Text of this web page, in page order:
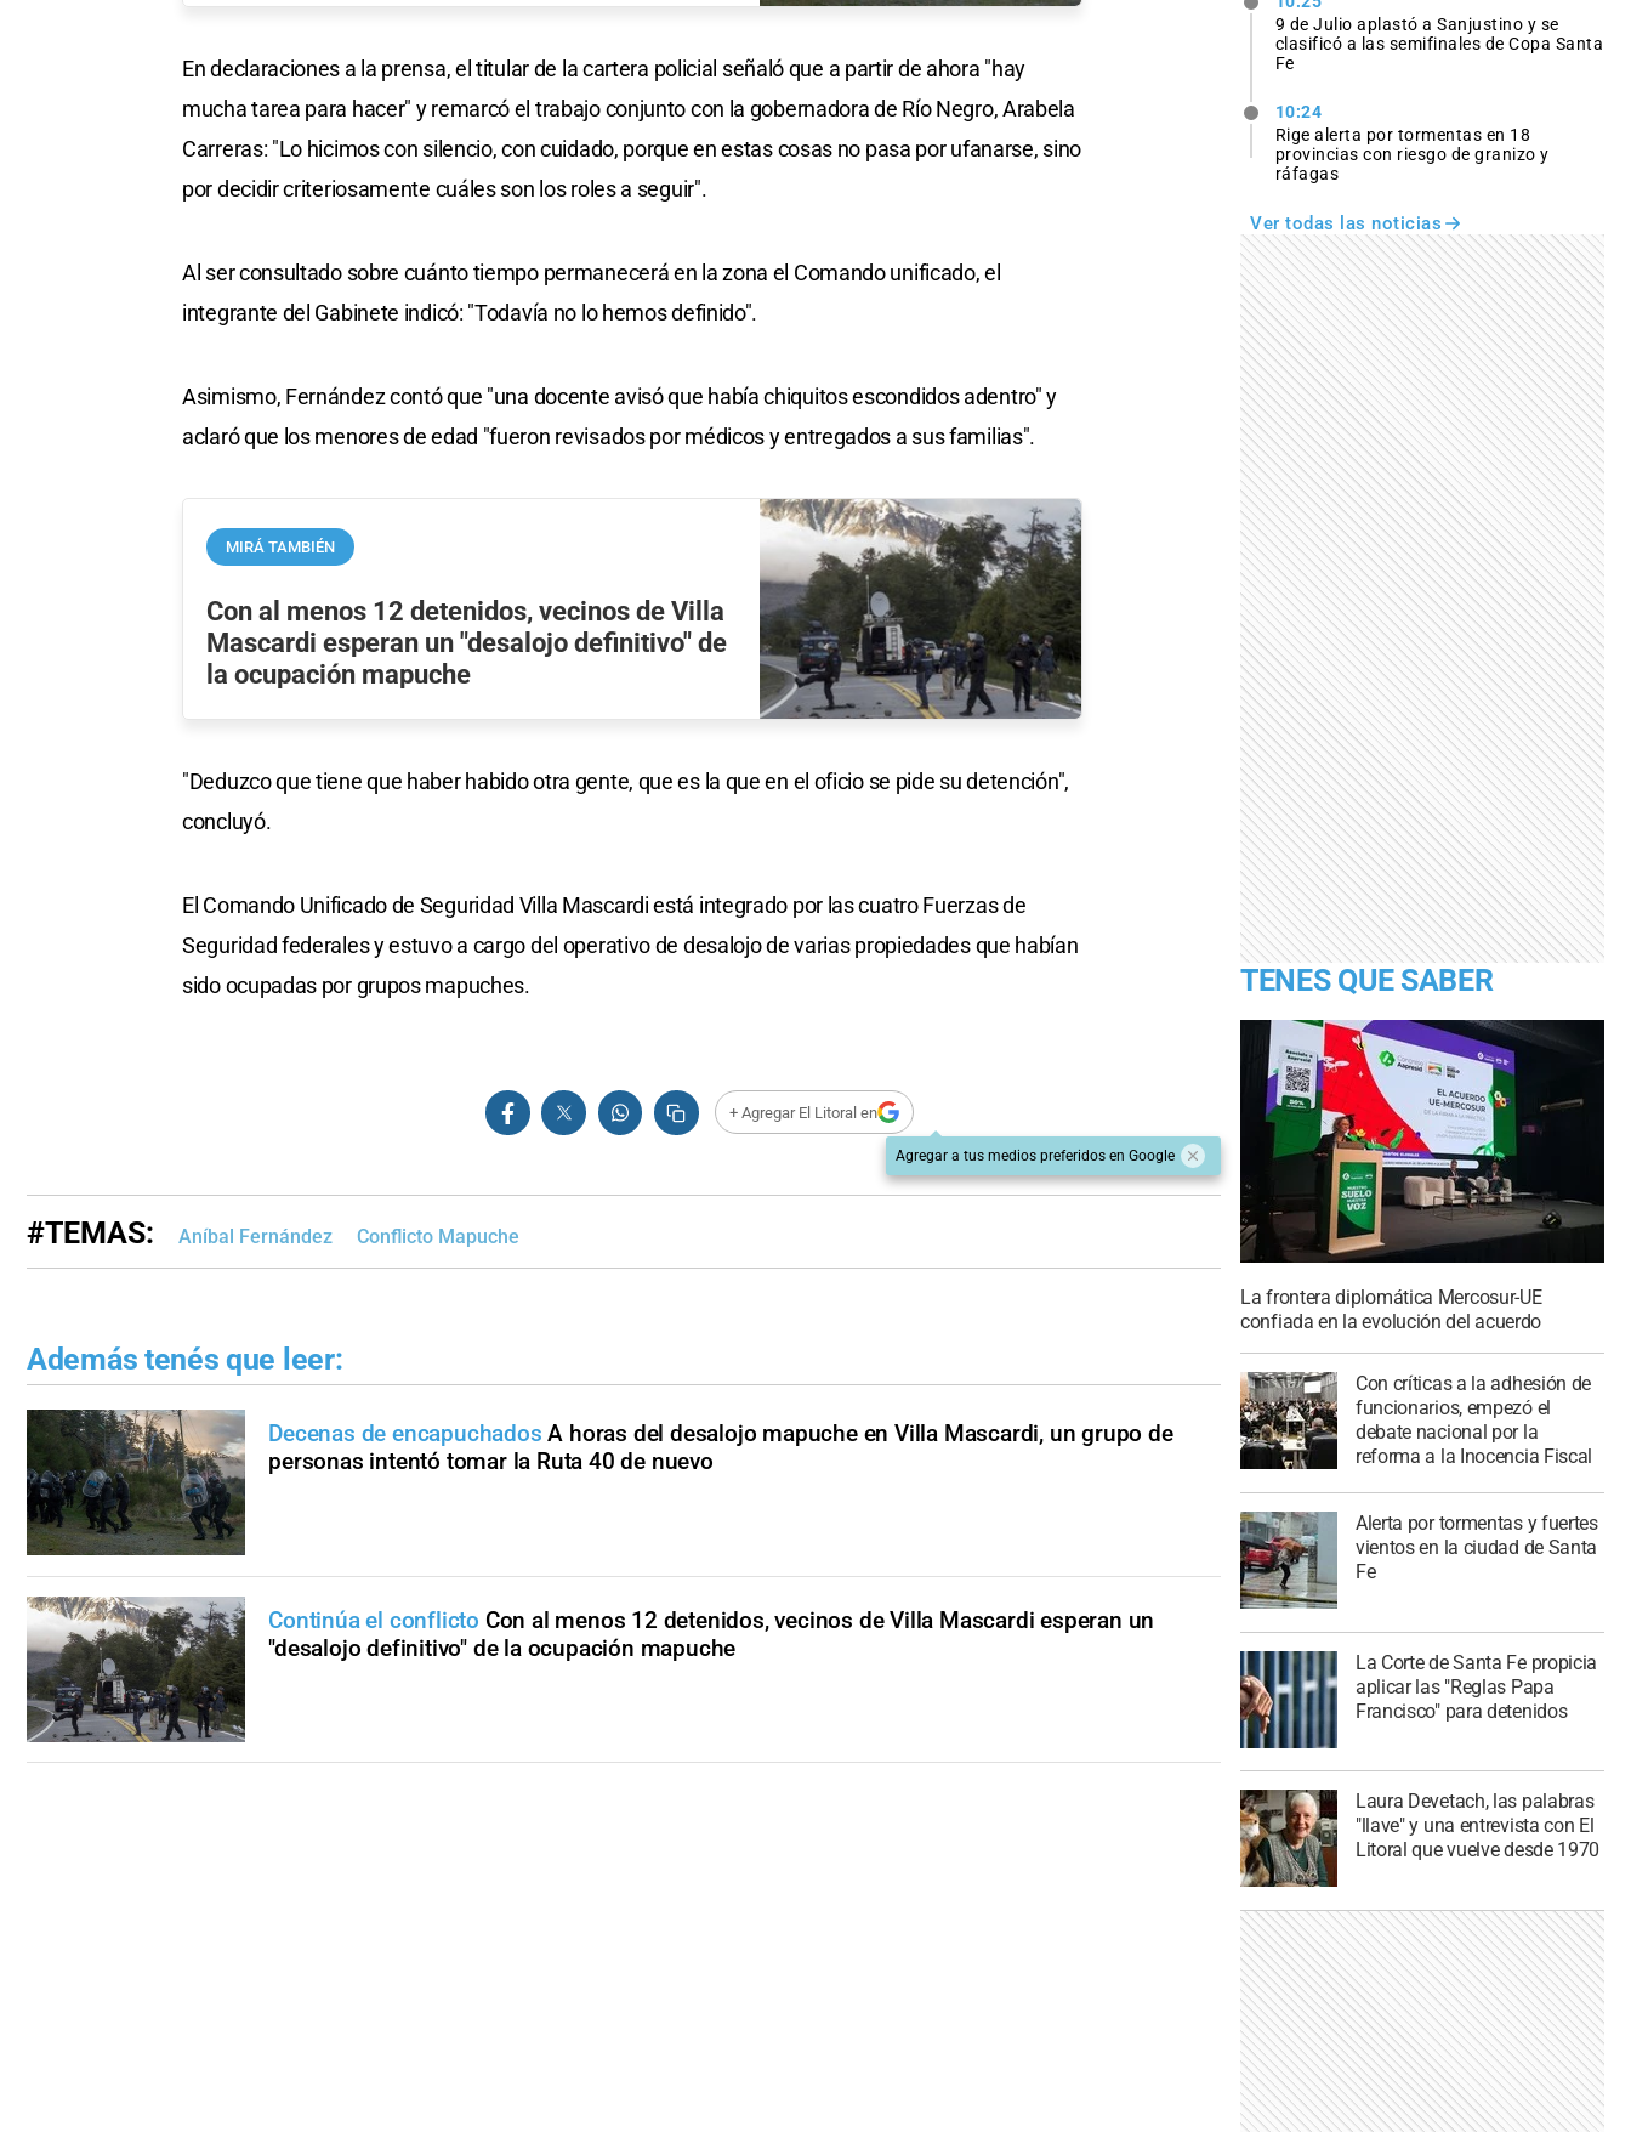
En declaraciones a la prensa, el titular de la cartera policial señaló que a partir de ahora "hay
mucha tarea para hacer" y remarcó el trabajo conjunto con la gobernadora de Río Negro, Arabela
Carreras: "Lo hicimos con silencio, con cuidado, porque en estas cosas no pasa por ufanarse, sino
por decidir criteriosamente cuáles son los roles a seguir".
Al ser consultado sobre cuánto tiempo permanecerá en la zona el Comando unificado, el
integrante del Gabinete indicó: "Todavía no lo hemos definido".
Asimismo, Fernández contó que "una docente avisó que había chiquitos escondidos adentro" y
aclaró que los menores de edad "fueron revisados por médicos y entregados a sus familias".
MIRÁ TAMBIÉN
Con al menos 12 detenidos, vecinos de Villa
Mascardi esperan un "desalojo definitivo" de
la ocupación mapuche
"Deduzco que tiene que haber habido otra gente, que es la que en el oficio se pide su detención",
concluyó.
El Comando Unificado de Seguridad Villa Mascardi está integrado por las cuatro Fuerzas de
Seguridad federales y estuvo a cargo del operativo de desalojo de varias propiedades que habían
sido ocupadas por grupos mapuches.
+ Agregar El Litoral en
Agregar a tus medios preferidos en Google
#TEMAS: Aníbal Fernández Conflicto Mapuche
Además tenés que leer:
Decenas de encapuchados A horas del desalojo mapuche en Villa Mascardi, un grupo de
personas intentó tomar la Ruta 40 de nuevo
Continúa el conflicto Con al menos 12 detenidos, vecinos de Villa Mascardi esperan un
"desalojo definitivo" de la ocupación mapuche
9 de Julio aplastó a Sanjustino y se
clasificó a las semifinales de Copa Santa
Fe
10:24
Rige alerta por tormentas en 18
provincias con riesgo de granizo y
ráfagas
Ver todas las noticias
TENES QUE SABER
La frontera diplomática Mercosur-UE
confiada en la evolución del acuerdo
Con críticas a la adhesión de
funcionarios, empezó el
debate nacional por la
reforma a la Inocencia Fiscal
Alerta por tormentas y fuertes
vientos en la ciudad de Santa
Fe
La Corte de Santa Fe propicia
aplicar las "Reglas Papa
Francisco" para detenidos
Laura Devetach, las palabras
"llave" y una entrevista con El
Litoral que vuelve desde 1970